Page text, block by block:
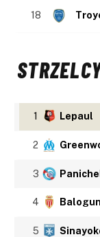
18
1 Lepaul
2
3
4 Balogun
5